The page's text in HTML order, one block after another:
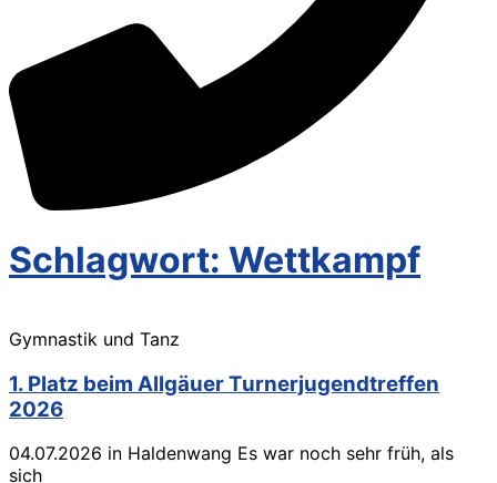
Schlagwort: Wettkampf
Gymnastik und Tanz
1. Platz beim Allgäuer Turnerjugendtreffen
2026
04.07.2026 in Haldenwang Es war noch sehr früh, als
sich